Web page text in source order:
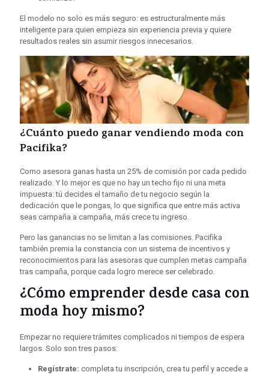
El modelo no solo es más seguro: es estructuralmente más
inteligente para quien empieza sin experiencia previa y quiere
resultados reales sin asumir riesgos innecesarios.
¿Cuánto puedo ganar vendiendo moda con
Pacifika?
Como asesora ganas hasta un 25% de comisión por cada pedido
realizado. Y lo mejor es que no hay un techo fijo ni una meta
impuesta: tú decides el tamaño de tu negocio según la
dedicación que le pongas, lo que significa que entre más activa
seas campaña a campaña, más crece tu ingreso.
Pero las ganancias no se limitan a las comisiones. Pacifika
también premia la constancia con un sistema de incentivos y
reconocimientos para las asesoras que cumplen metas campaña
tras campaña, porque cada logro merece ser celebrado.
¿Cómo emprender desde casa con
moda hoy mismo?
Empezar no requiere trámites complicados ni tiempos de espera
largos. Solo son tres pasos:
Regístrate: completa tu inscripción, crea tu perfil y accede a